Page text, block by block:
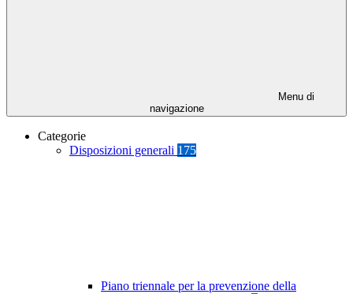
Menu di
navigazione
Categorie
Disposizioni generali 175
Piano triennale per la prevenzione della